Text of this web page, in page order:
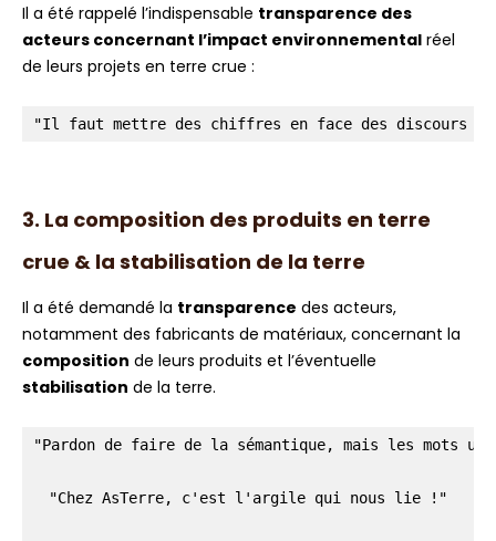
Il a été rappelé l’indispensable transparence des
acteurs concernant l’impact environnemental réel
de leurs projets en terre crue :
"Il faut mettre des chiffres en face des discours !"
3. La composition des produits en terre
crue & la stabilisation de la terre
Il a été demandé la transparence des acteurs,
notamment des fabricants de matériaux, concernant la
composition de leurs produits et l’éventuelle
stabilisation de la terre.
"Pardon de faire de la sémantique, mais les mots
"Chez AsTerre, c'est l'argile qui nous lie !"